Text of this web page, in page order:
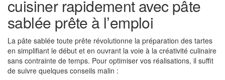
cuisiner rapidement avec pâte
sablée prête à l’emploi
La pâte sablée toute prête révolutionne la préparation des tartes
en simplifiant le début et en ouvrant la voie à la créativité culinaire
sans contrainte de temps. Pour optimiser vos réalisations, il suffit
de suivre quelques conseils malin :